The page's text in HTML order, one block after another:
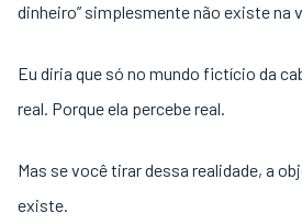
dinheiro” simplesmente não existe na
Eu diria que só no mundo fictício da
real. Porque ela percebe real.
Mas se você tirar dessa realidade, a
existe.